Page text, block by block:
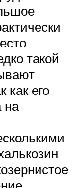
такой
как его
на